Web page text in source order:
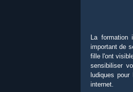
La
important de
fille l'ont
sensibiliser
ludiques
internet.